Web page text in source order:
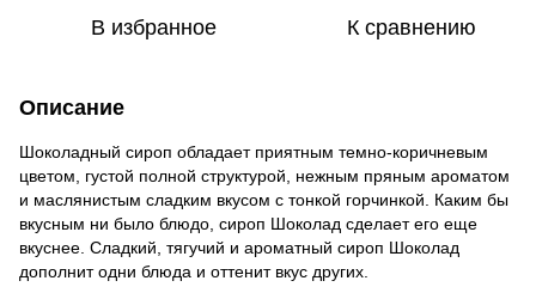
В избранное К сравнению
Описание
Шоколадный сироп обладает приятным темно-коричневым
цветом, густой полной структурой, нежным пряным ароматом
и маслянистым сладким вкусом с тонкой горчинкой. Каким бы
вкусным ни было блюдо, сироп Шоколад сделает его еще
вкуснее. Сладкий, тягучий и ароматный сироп Шоколад
дополнит одни блюда и оттенит вкус других.